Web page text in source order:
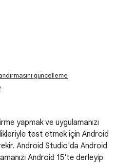
güncelleme
yapmak ve uygulamanızı
test etmek için Android
Android Studio'da Android
Android 15'te derleyip